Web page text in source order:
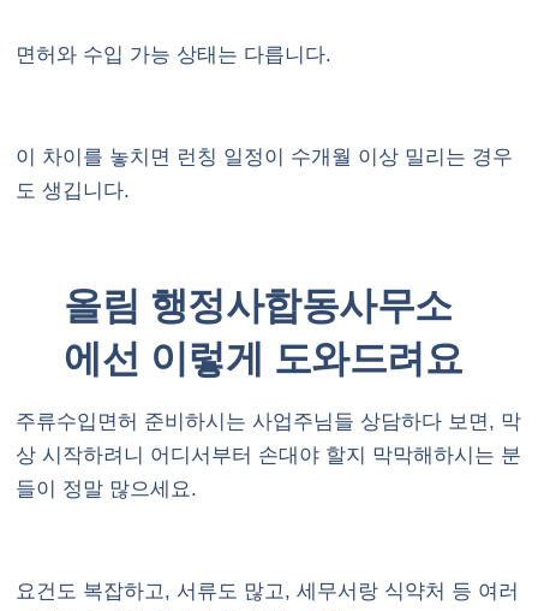
면허와 수입 가능 상태는 다릅니다.
이 차이를 놓치면 런칭 일정이 수개월 이상 밀리는 경우
도 생깁니다.
올림 행정사합동사무소
에선 이렇게 도와드려요
주류수입면허 준비하시는 사업주님들 상담하다 보면, 막
상 시작하려니 어디서부터 손대야 할지 막막해하시는 분
들이 정말 많으세요.
요건도 복잡하고, 서류도 많고, 세무서랑 식약처 등 여러